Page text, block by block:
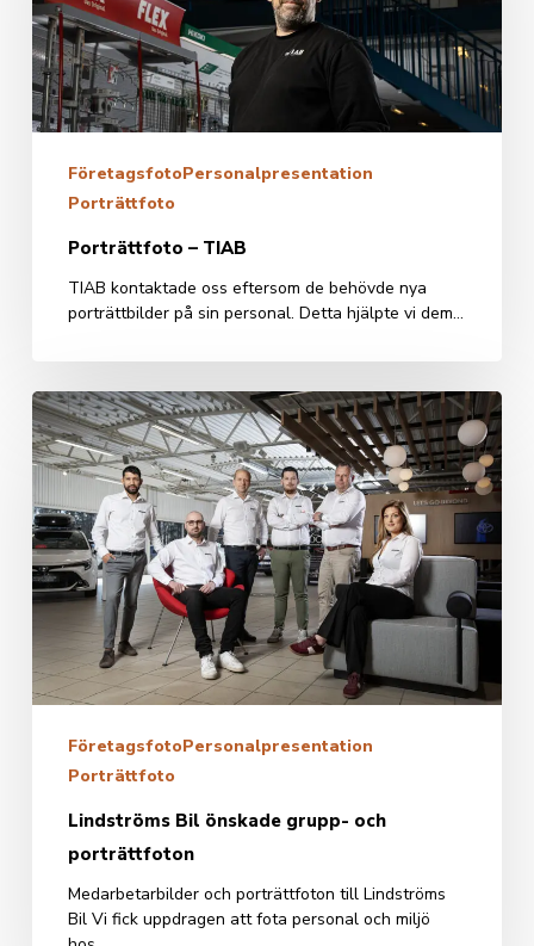
FöretagsfotoPersonalpresentation
Porträttfoto
Porträttfoto – TIAB
TIAB kontaktade oss eftersom de behövde nya
porträttbilder på sin personal. Detta hjälpte vi dem…
Lindströms
Bil
önskade
och
porträttfoton
FöretagsfotoPersonalpresentation
Porträttfoto
Lindströms Bil önskade grupp- och
porträttfoton
Medarbetarbilder och porträttfoton till Lindströms
Bil Vi fick uppdragen att fota personal och miljö